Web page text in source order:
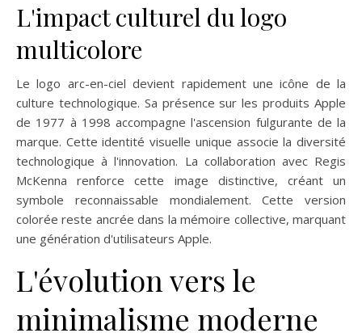
L'impact culturel du logo
multicolore
Le logo arc-en-ciel devient rapidement une icône de la
culture technologique. Sa présence sur les produits Apple
de 1977 à 1998 accompagne l'ascension fulgurante de la
marque. Cette identité visuelle unique associe la diversité
technologique à l'innovation. La collaboration avec Regis
McKenna renforce cette image distinctive, créant un
symbole reconnaissable mondialement. Cette version
colorée reste ancrée dans la mémoire collective, marquant
une génération d'utilisateurs Apple.
L'évolution vers le
minimalisme moderne